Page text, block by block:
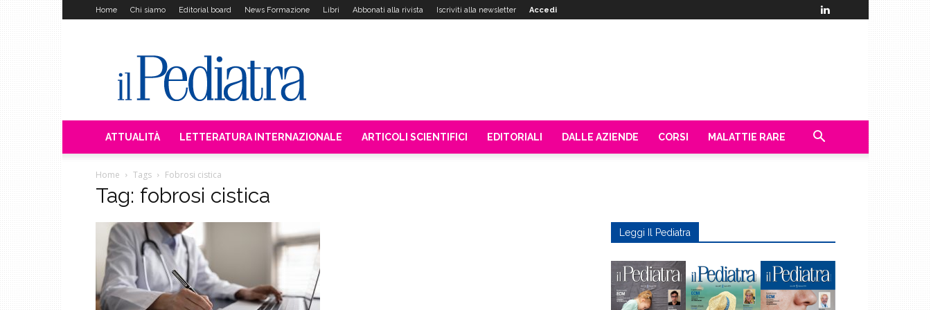
Home Chi siamo Editorial board News Formazione Libri Abbonati alla rivista Iscriviti alla newsletter Accedi
Pediatra
ATTUALITÀ LETTERATURA INTERNAZIONALE ARTICOLI SCIENTIFICI EDITORIALI DALLE AZIENDE CORSI MALATTIE RARE
Home Tags Fobrosi cistica
Tag: fobrosi cistica
Leggi Il Pediatra